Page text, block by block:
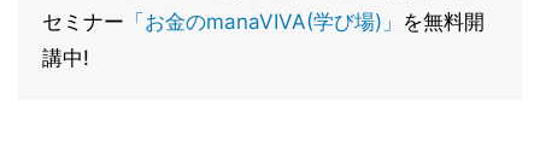
セミナー 「お金のmanaVIVA(学び場)」 を無料開
講中!